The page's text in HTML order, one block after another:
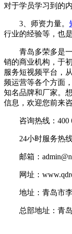
对于学员学习到的
3、师资力量。
行业的经验等，也
青岛多荣多是一
销的商业机构，于
服务短视频平台，
频运营等各个方面
知名品牌和厂家。
信息，欢迎您前来咨
咨询热线：400
24小时服务热线
邮箱：
网址：
地址：青岛市李
总部地址：青岛